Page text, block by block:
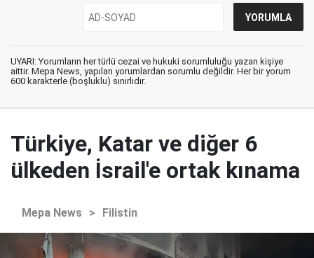
UYARI: Yorumların her türlü cezai ve hukuki sorumluluğu yazan kişiye
aittir. Mepa News, yapılan yorumlardan sorumlu değildir. Her bir yorum
600 karakterle (boşluklu) sınırlıdır.
Türkiye, Katar ve diğer 6
ülkeden İsrail'e ortak kınama
Mepa News > Filistin